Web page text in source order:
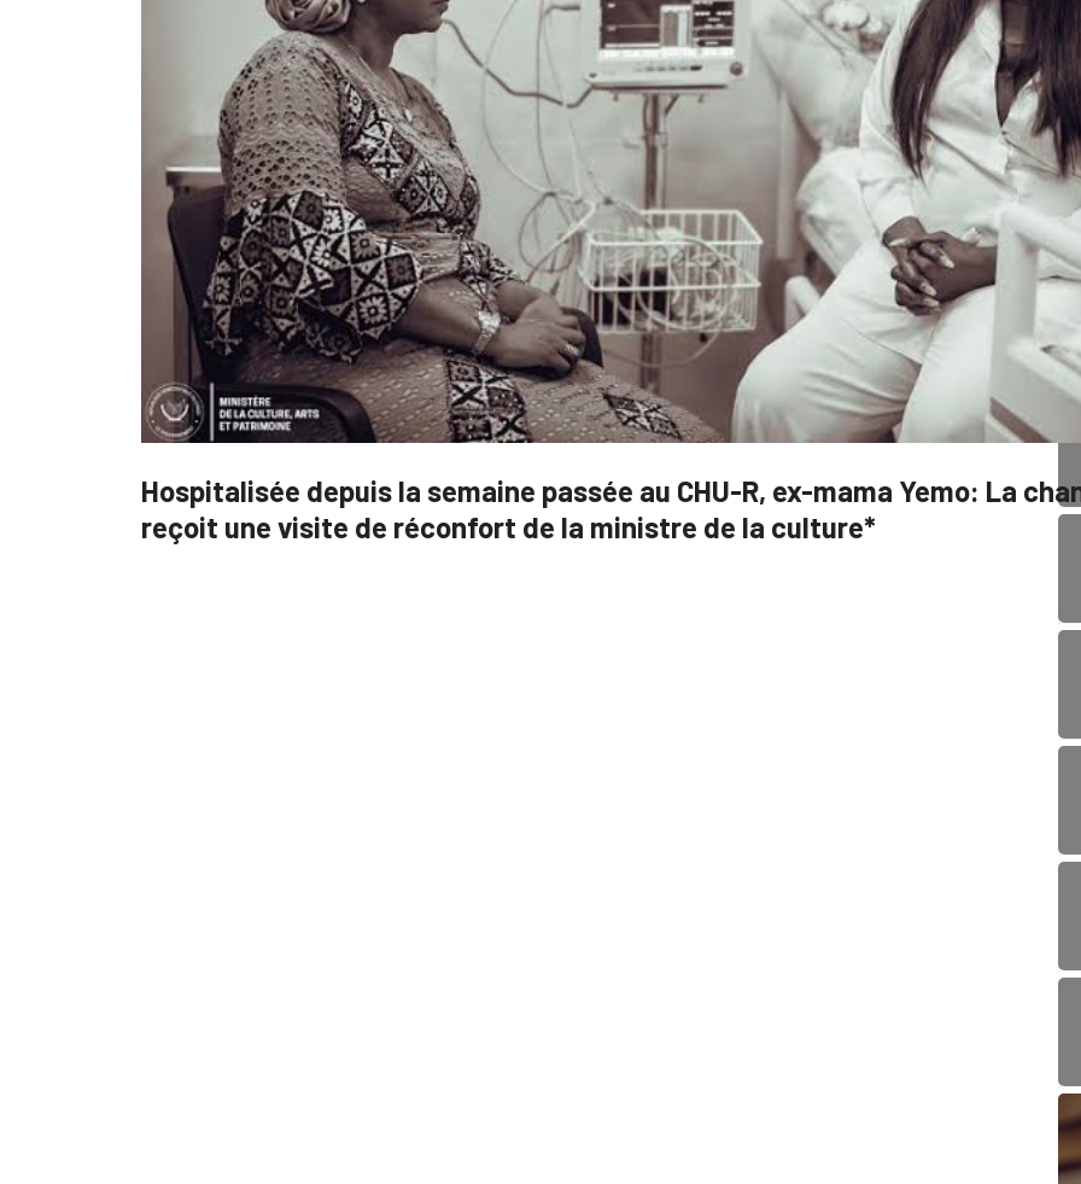
Hospitalisée depuis la semaine passée au CHU-R, ex-mama Yemo: La
reçoit une visite de réconfort de la ministre de la culture*